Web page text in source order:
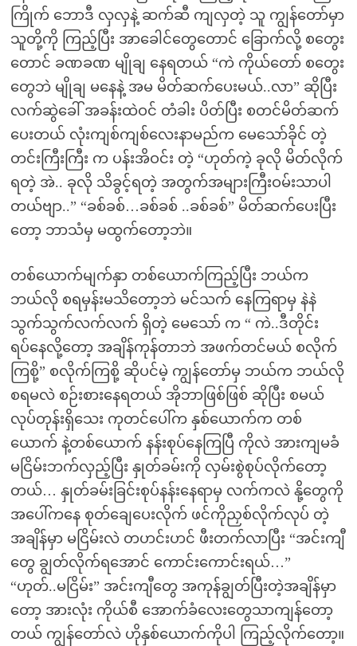
ကြိုက် ဘောဒီ လှလှနဲ့ ဆက်ဆီ ကျလှတဲ့ သူ ကျွန်တော်မှာ
သူတို့ကို ကြည့်ပြီး အာခေါင်တွေတောင် ခြောက်လို့ စတွေး
တောင် ခဏခဏ မျိုချ နေရတယ် “ကဲ ကိုယ်တော် စတွေး
တွေဘဲ မျိုချ မနေနဲ့ အမ မိတ်ဆက်ပေးမယ်..လာ” ဆိုပြီး
လက်ဆွဲခေါ် အခန်းထဲဝင် တံခါး ပိတ်ပြီး စတင်မိတ်ဆက်
ပေးတယ် လုံးကျစ်ကျစ်လေးနာမည်က မေသော်ခိုင် တဲ့
တင်းကြီးကြီး က ပန်းအိဝင်း တဲ့ “ဟုတ်ကဲ့ ခုလို မိတ်လိုက်
ရတဲ့ အဲ.. ခုလို သိခွင့်ရတဲ့ အတွက်အများကြီးဝမ်းသာပါ
တယ်ဗျာ..” “ခစ်ခစ်…ခစ်ခစ် ..ခစ်ခစ်” မိတ်ဆက်ပေးပြီး
တော့ ဘာသံမှ မထွက်တော့ဘဲ။
တစ်ယောက်မျက်နှာ တစ်ယောက်ကြည့်ပြီး ဘယ်က
ဘယ်လို စရမှန်းမသိတော့ဘဲ မင်သက် နေကြရာမှ နဲနဲ
သွက်သွက်လက်လက် ရှိတဲ့ မေသော် က “ ကဲ..ဒီတိုင်း
ရပ်နေလို့တော့ အချိန်ကုန်တာဘဲ အဖက်တင်မယ် စလိုက်
ကြစို့” စလိုက်ကြစို့ ဆိုပင်မဲ့ ကျွန်တော်မှ ဘယ်က ဘယ်လို
စရမလဲ စဉ်းစားနေရတယ် အိုဘာဖြစ်ဖြစ် ဆိုပြီး စမယ်
လုပ်တုန်းရှိသေး ကုတင်ပေါ်က နှစ်ယောက်က တစ်
ယောက် နဲ့တစ်ယောက် နန်းစုပ်နေကြပြီ ကိုလဲ အားကျမခံ
မငြိမ်းဘက်လှည့်ပြီး နှုတ်ခမ်းကို လှမ်းစွဲစုပ်လိုက်တော့
တယ်… နှုတ်ခမ်းခြင်းစုပ်နန်းနေရာမှ လက်ကလဲ နို့တွေကို
အပေါ်ကနေ စုတ်ချေပေးလိုက် ဖင်ကိုညှစ်လိုက်လုပ် တဲ့
အချိန်မှာ မငြိမ်းလဲ တဟင်းဟင် ဖီးတက်လာပြီး “အင်းကျီ
တွေ ချွတ်လိုက်ရအောင် ကောင်းကောင်းရယ်…”
“ဟုတ်..မငြိမ်း” အင်းကျီတွေ အကုန်ချွတ်ပြီးတဲ့အချိန်မှာ
တော့ အားလုံး ကိုယ်စီ အောက်ခံလေးတွေသာကျန်တော့
တယ် ကျွန်တော်လဲ ဟိုနှစ်ယောက်ကိုပါ ကြည့်လိုက်တော့။